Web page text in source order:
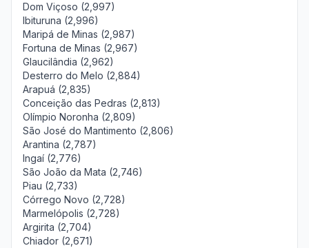
Dom Viçoso (2,997)
Ibituruna (2,996)
Maripá de Minas (2,987)
Fortuna de Minas (2,967)
Glaucilândia (2,962)
Desterro do Melo (2,884)
Arapuá (2,835)
Conceição das Pedras (2,813)
Olímpio Noronha (2,809)
São José do Mantimento (2,806)
Arantina (2,787)
Ingaí (2,776)
São João da Mata (2,746)
Piau (2,733)
Córrego Novo (2,728)
Marmelópolis (2,728)
Argirita (2,704)
Chiador (2,671)